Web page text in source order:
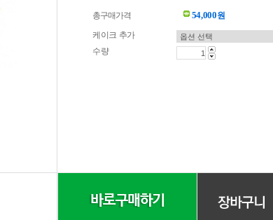
총구매가격 54,000원
케이크 추가
수량